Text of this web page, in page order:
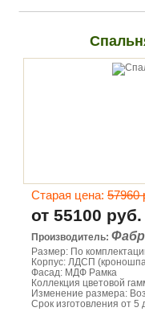
Старая цена: 57960
от 55100 руб.
Производитель:
Размер: По
Корпус: ЛДСП
Фасад: МДФ Рамка
Коллекция цветовой
Изменение размера:
Срок изготовления от 5